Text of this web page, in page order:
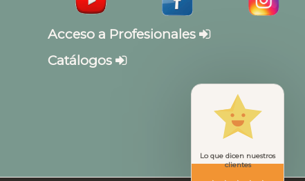
Acceso a Profesionales
Catálogos
Lo que dicen nuestros
clientes